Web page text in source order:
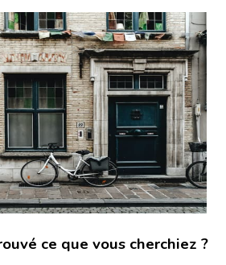
ce que vous cherchiez ?